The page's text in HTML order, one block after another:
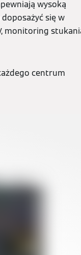
wysoką
się w
monitoring
centrum